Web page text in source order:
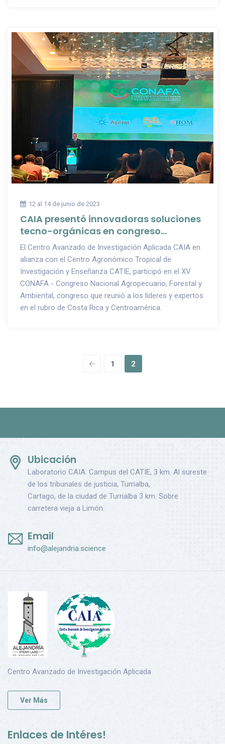
12 al 14 de junio de 2023
CAIA presentó innovadoras soluciones
tecno-orgánicas en congreso
especializado del campo
agropecuario, forestal y ambiental.
El Centro Avanzado de Investigación Aplicada CAIA en
alianza con el Centro Agronómico Tropical de
Investigación y Enseñanza CATIE, participó en el XV
CONAFA - Congreso Nacional Agropecuario, Forestal y
Ambiental, congreso que reunió a los líderes y expertos
en el rubro de Costa Rica y Centroamérica.
1 2
Ubicación
Laboratorio CAIA: Campus del CATIE, 3 km. Al sureste
de los tribunales de justicia, Turrialba,
Cartago, de la ciudad de Turrialba 3 km. Sobre
carretera vieja a Limón.
Email
info@alejandria.science
Centro Avanzado de Investigación Aplicada
Ver Más
Enlaces de Intéres!